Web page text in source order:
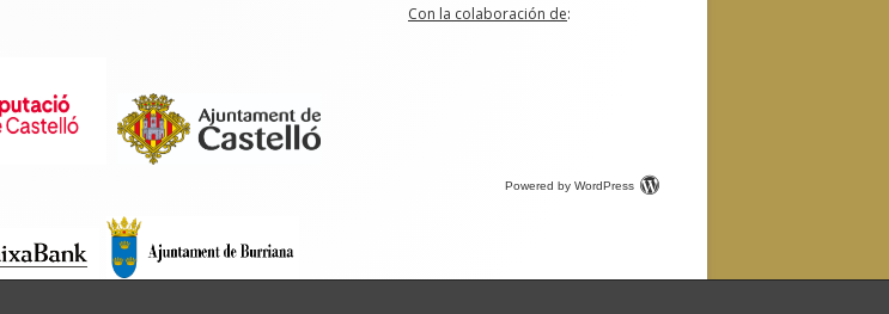
Con la colaboración de:
Powered by WordPress